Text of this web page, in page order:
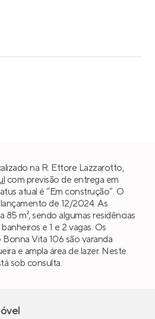
na R. Ettore Lazzarotto,
com previsão de entrega em
atual é “Em construção”. O
de 12/2024. As
85 m², sendo algumas residências
banheiros e 1 e 2 vagas. Os
Vita 106 são varanda
e ampla área de lazer. Neste
sob consulta.